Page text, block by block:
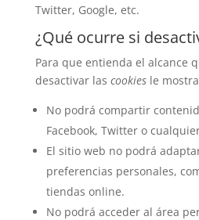
Twitter, Google, etc.
¿Qué ocurre si
Para que entienda el alcance
desactivar las cookiesle
No podrá compartir
Facebook, Twitter o
El sitio web no podrá
preferencias personales,
tiendas online.
No podrá acceder al área